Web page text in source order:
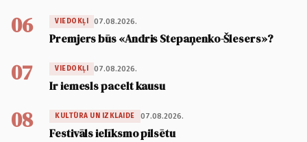
06 VIEDOKĻI 07.08.2026.
Premjers būs «Andris Stepaņenko-Šlesers»?
07 VIEDOKĻI 07.08.2026.
Ir iemesls pacelt kausu
08 KULTŪRA UN IZKLAIDE 07.08.2026.
Festivāls ielīksmo pilsētu